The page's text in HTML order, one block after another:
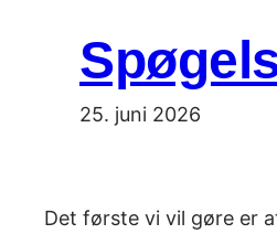
25. juni 2026
Det første vi vil gøre er